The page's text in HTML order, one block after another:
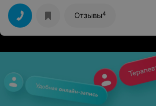
полотенцами, которые находятся в номерах.
Отзывы4